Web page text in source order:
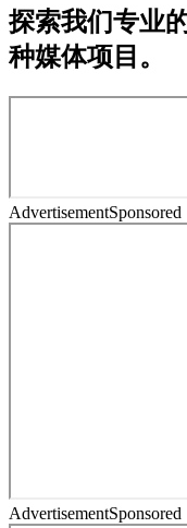
探索我们专业
种媒体项目。
AdvertisementSponsored
AdvertisementSponsored